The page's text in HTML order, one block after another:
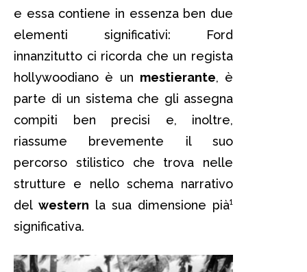
e essa contiene in essenza ben due
elementi significativi: Ford
innanzitutto ci ricorda che un regista
hollywoodiano è un mestierante, è
parte di un sistema che gli assegna
compiti ben precisi e, inoltre,
riassume brevemente il suo
percorso stilistico che trova nelle
strutture e nello schema narrativo
del western la sua dimensione pià¹
significativa.